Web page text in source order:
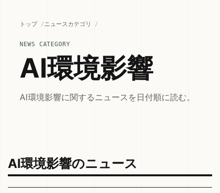
トップ ニュースカテゴリ
NEWS CATEGORY
AI環境影響
AI環境影響に関するニュースを日付順に読む。
AI環境影響のニュース